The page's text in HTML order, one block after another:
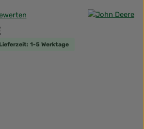
von 0 von 5 Sternen
1-5 Werktage